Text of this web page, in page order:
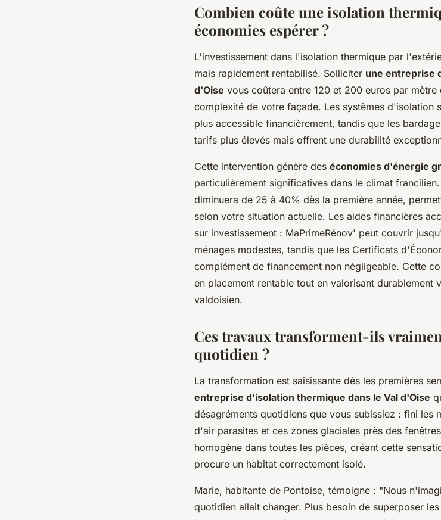
Combien coûte une isolation
économies espérer ?
L'investissement dans l'isolation thermique par
mais rapidement rentabilisé. Solliciter une entreprise
d'Oise vous coûtera entre 120 et 200 euros par
complexité de votre façade. Les systèmes d'isolation
plus accessible financièrement, tandis que les
tarifs plus élevés mais offrent une durabilité
Cette intervention génère des économies d'énergie
particulièrement significatives dans le climat
diminuera de 25 à 40% dès la première année,
selon votre situation actuelle. Les aides financières
sur investissement : MaPrimeRénov' peut couvrir
ménages modestes, tandis que les Certificats
complément de financement non négligeable. Cette
en placement rentable tout en valorisant durablement
valdoisien.
Ces travaux transforment-ils
quotidien ?
La transformation est saisissante dès les premières
entreprise d'isolation thermique dans le Val d'Oise
désagréments quotidiens que vous subissiez : fini les
d'air parasites et ces zones glaciales près des
homogène dans toutes les pièces, créant cette
procure un habitat correctement isolé.
Marie, habitante de Pontoise, témoigne : "Nous
quotidien allait changer. Plus besoin de superposer